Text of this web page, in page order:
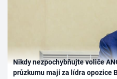
Nikdy nezpochybňujte voliče
průzkumu mají za lídra opozice